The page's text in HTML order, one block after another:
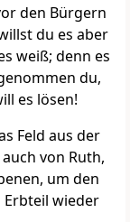
den Bürgern
du es aber
weiß; denn es
du,
es lösen!
Feld aus der
von Ruth,
um den
Erbteil wieder